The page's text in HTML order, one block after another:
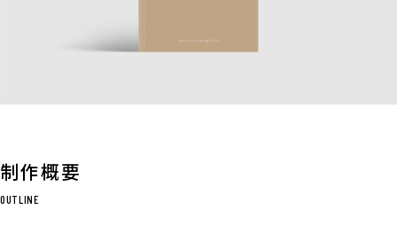
制作概要
OUTLINE